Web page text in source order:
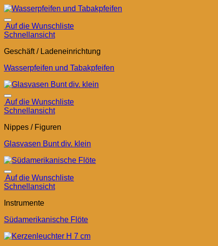
Auf die Wunschliste
Schnellansicht
Geschäft / Ladeneinrichtung
Wasserpfeifen und Tabakpfeifen
Auf die Wunschliste
Schnellansicht
Nippes / Figuren
Glasvasen Bunt div. klein
Auf die Wunschliste
Schnellansicht
Instrumente
Südamerikanische Flöte